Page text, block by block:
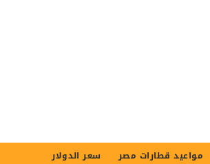
مواعيد قطارات مصر
سعر الدولار